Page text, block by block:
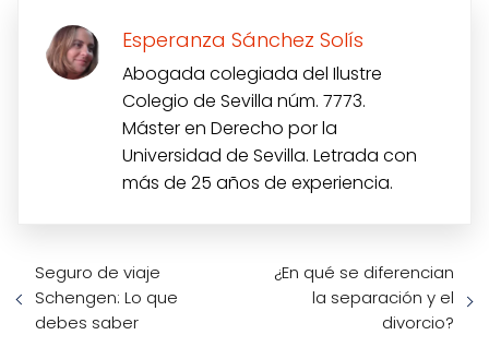
Esperanza Sánchez Solís
Abogada colegiada del Ilustre
Colegio de Sevilla núm. 7773.
Máster en Derecho por la
Universidad de Sevilla. Letrada con
más de 25 años de experiencia.
Seguro de viaje
Schengen: Lo que
debes saber
¿En qué se diferencian
la separación y el
divorcio?